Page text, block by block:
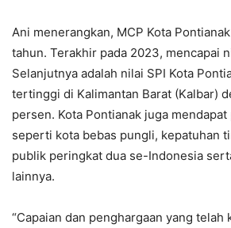
Ani menerangkan, MCP Kota
tahun. Terakhir pada 2023, mencapai
Selanjutnya adalah nilai SPI Kota
tertinggi di Kalimantan Barat (Kalbar)
persen. Kota Pontianak juga
seperti kota bebas pungli, kepatuhan
publik peringkat dua se-Indonesia
lainnya.
“Capaian dan penghargaan yang telah